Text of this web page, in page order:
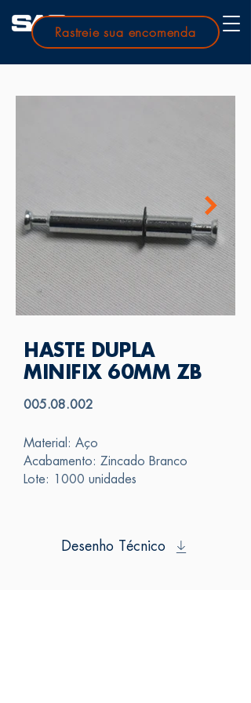
Rastreie sua encomenda
HASTE DUPLA
MINIFIX 60MM ZB
005.08.002
Material: Aço
Acabamento: Zincado Branco
Lote: 1000 unidades
Desenho Técnico